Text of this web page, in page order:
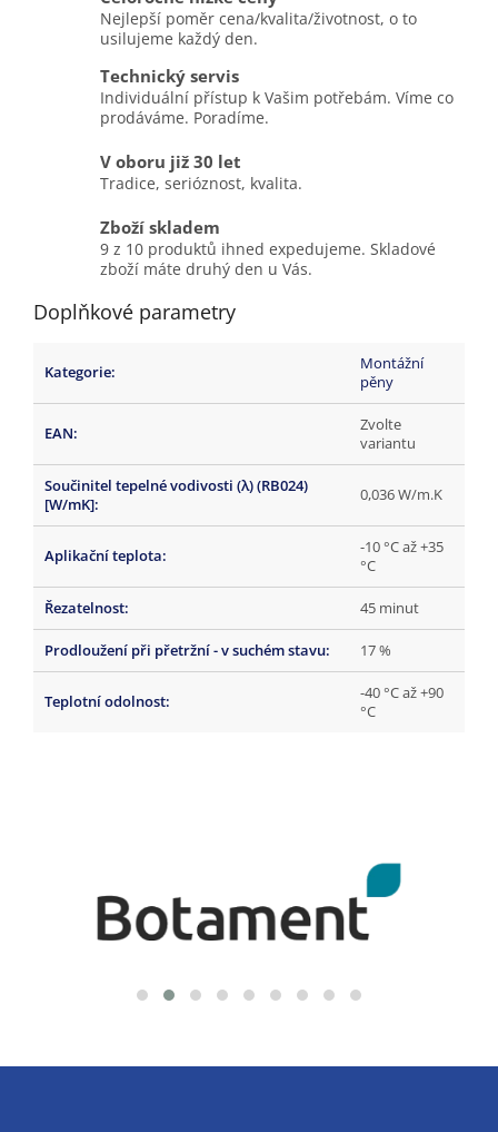
Nejlepší poměr cena/kvalita/životnost, o to
usilujeme každý den.
Technický servis
Individuální přístup k Vašim potřebám. Víme co
prodáváme. Poradíme.
V oboru již 30 let
Tradice, serióznost, kvalita.
Zboží skladem
9 z 10 produktů ihned expedujeme. Skladové
zboží máte druhý den u Vás.
Doplňkové parametry
Kategorie:
Montážní
pěny
EAN:
Zvolte
variantu
Součinitel tepelné vodivosti (λ) (RB024)
[W/mK]: 0,036 W/m.K
Aplikační teplota:
-10 °C až +35
°C
Řezatelnost: 45 minut
Prodloužení při přetržní - v suchém stavu: 17 %
Teplotní odolnost:
-40 °C až +90
°C